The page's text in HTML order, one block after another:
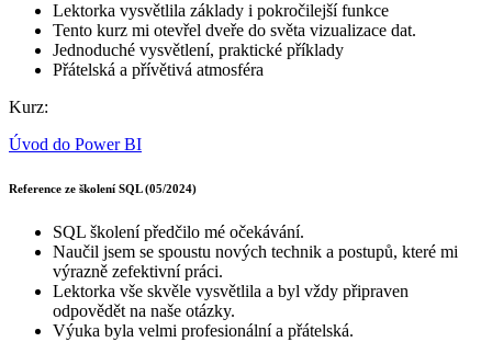
Lektorka vysvětlila základy i pokročilejší funkce
Tento kurz mi otevřel dveře do světa vizualizace dat.
Jednoduché vysvětlení, praktické příklady
Přátelská a přívětivá atmosféra
Kurz:
Úvod do Power BI
Reference ze školení SQL (05/2024)
SQL školení předčilo mé očekávání.
Naučil jsem se spoustu nových technik a postupů, které mi
výrazně zefektivní práci.
Lektorka vše skvěle vysvětlila a byl vždy připraven
odpovědět na naše otázky.
Výuka byla velmi profesionální a přátelská.